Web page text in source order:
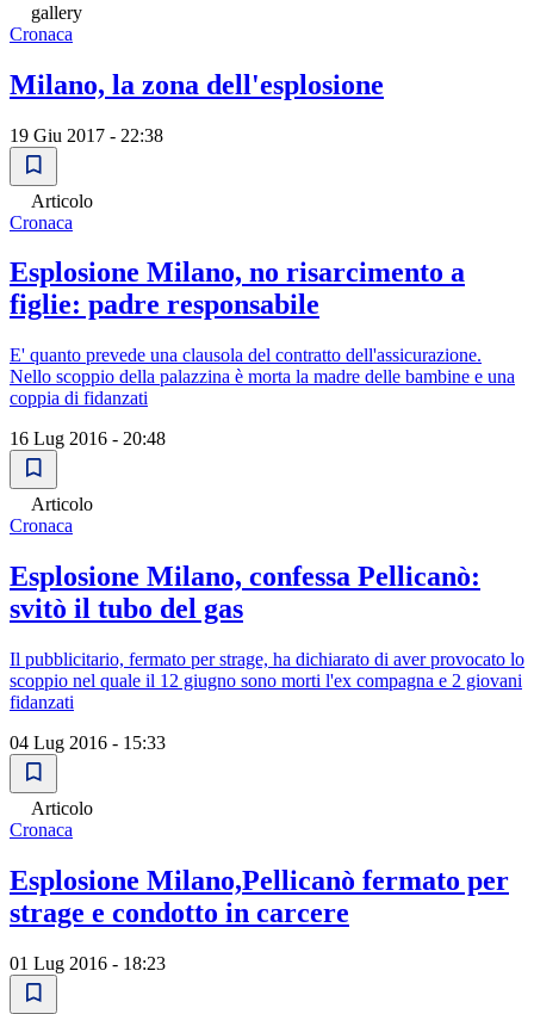
gallery
Cronaca
Milano, la zona dell'esplosione
19 Giu 2017 - 22:38
Articolo
Cronaca
Esplosione Milano, no risarcimento a
figlie: padre responsabile
E' quanto prevede una clausola del contratto dell'assicurazione.
Nello scoppio della palazzina è morta la madre delle bambine e una
coppia di fidanzati
16 Lug 2016 - 20:48
Articolo
Cronaca
Esplosione Milano, confessa Pellicanò:
svitò il tubo del gas
Il pubblicitario, fermato per strage, ha dichiarato di aver provocato lo
scoppio nel quale il 12 giugno sono morti l'ex compagna e 2 giovani
fidanzati
04 Lug 2016 - 15:33
Articolo
Cronaca
Esplosione Milano,Pellicanò fermato per
strage e condotto in carcere
01 Lug 2016 - 18:23